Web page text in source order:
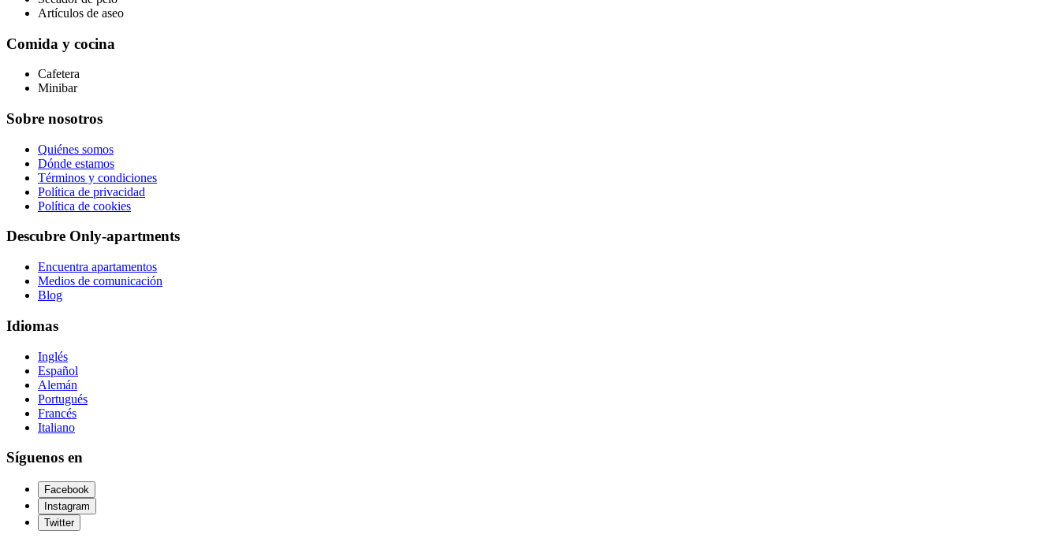
Artículos de aseo
Comida y cocina
Cafetera
Minibar
Sobre nosotros
Quiénes somos
Dónde estamos
Términos y condiciones
Política de privacidad
Política de cookies
Descubre Only-apartments
Encuentra apartamentos
Medios de comunicación
Blog
Idiomas
Inglés
Español
Alemán
Portugués
Francés
Italiano
Síguenos en
Facebook
Instagram
Twitter